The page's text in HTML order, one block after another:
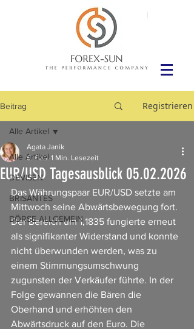
Beitrag Registrieren
Alle Artikel
DEVISEN
BRISANTES
BÖRSE ALLGEMEIN
Alle Artikel
EUR/USD Tagesausblick 05.02.2026
Agata Janik
5. Feb. 1 Min. Lesezeit
Das Währungspaar EUR/USD setzte am
Mittwoch seine Abwärtsbewegung fort.
Der Bereich um 1,1835 fungierte erneut
als signifikanter Widerstand und konnte
nicht überwunden werden, was zu
einem Stimmungsumschwung
zugunsten der Verkäufer führte. In der
Folge gewannen die Bären die
Oberhand und erhöhten den
Abwärtsdruck auf den Euro. Die